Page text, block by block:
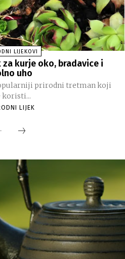
LIJEKOVI
kurje oko, bradavice i
uho
prirodni tretman koji
koristi...
LIJEK